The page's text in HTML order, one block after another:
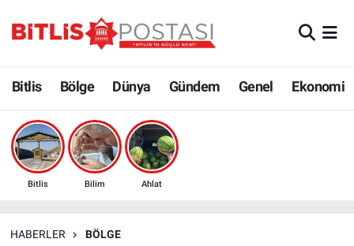
Bitlis Bölge Dünya Gündem Genel Ekonomi
Bitlis Bilim Ahlat
HABERLER BÖLGE
Bölge
Çevre
Bitlis Trafik Yoğunluk Haritası
Süper Lig Puan Durumu ve Fikstür